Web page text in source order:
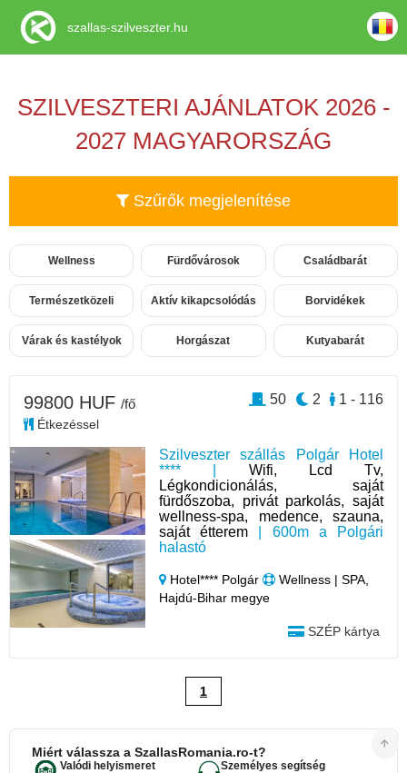
SZILVESZTERI AJÁNLATOK 2026 -
2027 MAGYARORSZÁG
Szűrők megjelenítése
Wellness Fürdővárosok Családbarát
Természetközeli Aktív kikapcsolódás Borvidékek
Várak és kastélyok Horgászat Kutyabarát
Szilveszter szállás Polgár Hotel
**** | Wifi, Lcd Tv,
Légkondicionálás, saját
fürdőszoba, privát parkolás, saját
wellness-spa, medence, szauna,
saját étterem | 600m a Polgári
halastó
Hotel**** Polgár
Wellness | SPA,
Hajdú-Bihar megye
SZÉP kártya
99800 HUF /fő
Étkezéssel
1 - 116
2
50
1
Miért válassza a SzallasRomania.ro-t?
Valódi helyismeret Személyes segítség
szallas-szilveszter.hu